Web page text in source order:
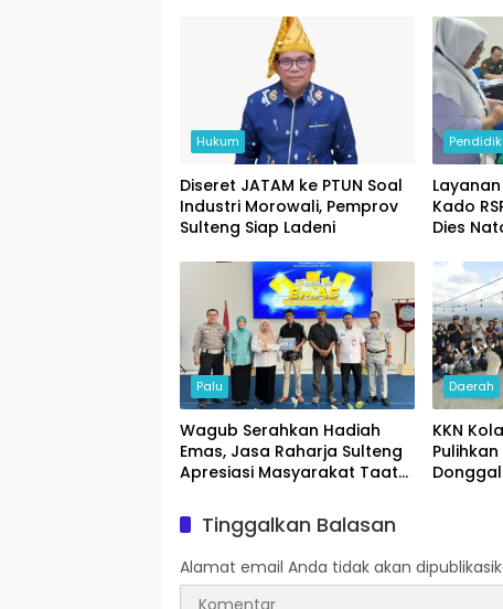
Hukum
Diseret JATAM ke PTUN Soal
Industri Morowali, Pemprov
Sulteng Siap Ladeni
Kado
Dies
Palu
Wagub Serahkan Hadiah
Emas, Jasa Raharja Sulteng
Apresiasi Masyarakat Taat
Daerah
KKN
Tinggalkan Balasan
Alamat email Anda tidak akan